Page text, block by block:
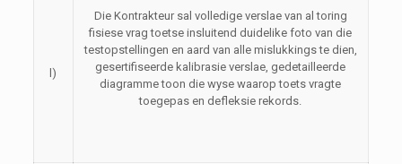
l)
Die Kontrakteur sal volledige verslae van al toring
fisiese vrag toetse insluitend duidelike foto van die
testopstellingen en aard van alle mislukkings te dien,
gesertifiseerde kalibrasie verslae, gedetailleerde
diagramme toon die wyse waarop toets vragte
toegepas en defleksie rekords.